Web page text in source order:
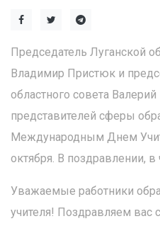
Председатель Луганской
Владимир Пристюк и
областного совета
представителей сферы
Международным Днем
октября. В поздравлении, в
Уважаемые работники
учителя! Поздравляем вас